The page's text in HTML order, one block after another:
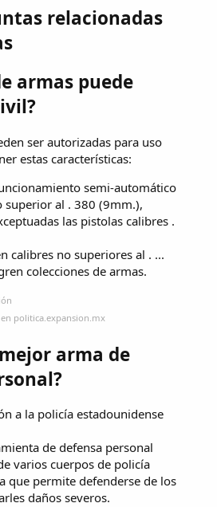
relacionadas
armas puede
ser autorizadas para uso
estas características:
semi-automático
superior al . 380 (9mm.),
las pistolas calibres .
calibres no superiores al . ...
colecciones de armas.
politica.expansion.mx
arma de
a la policía estadounidense
de defensa personal
varios cuerpos de policía
que permite defenderse de los
daños severos.